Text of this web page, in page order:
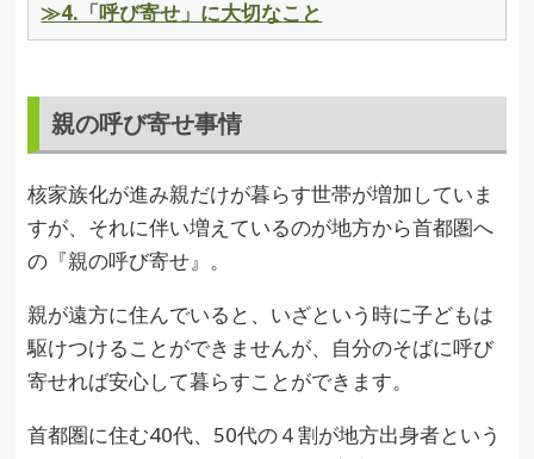
≫4.「呼び寄せ」に大切なこと
親の呼び寄せ事情
核家族化が進み親だけが暮らす世帯が増加していま
すが、それに伴い増えているのが地方から首都圏へ
の『親の呼び寄せ』。
親が遠方に住んでいると、いざという時に子どもは
駆けつけることができませんが、自分のそばに呼び
寄せれば安心して暮らすことができます。
首都圏に住む40代、50代の４割が地方出身者という